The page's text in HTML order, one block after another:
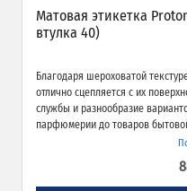
Матовая этикетка
втулка 40)
Благодаря шероховатой
отлично сцепляется с их
службы и разнообразие
парфюмерии до товаров
обеспечивает превосходное